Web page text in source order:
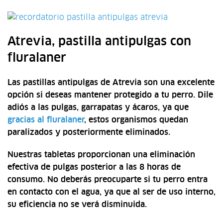
Atrevia, pastilla antipulgas con
fluralaner
Las pastillas antipulgas de Atrevia son una excelente
opción si deseas mantener protegido a tu perro. Dile
adiós a las pulgas, garrapatas y ácaros, ya que
gracias al fluralaner, estos organismos quedan
paralizados y posteriormente eliminados.
Nuestras tabletas proporcionan una eliminación
efectiva de pulgas posterior a las 8 horas de
consumo. No deberás preocuparte si tu perro entra
en contacto con el agua, ya que al ser de uso interno,
su eficiencia no se verá disminuida.